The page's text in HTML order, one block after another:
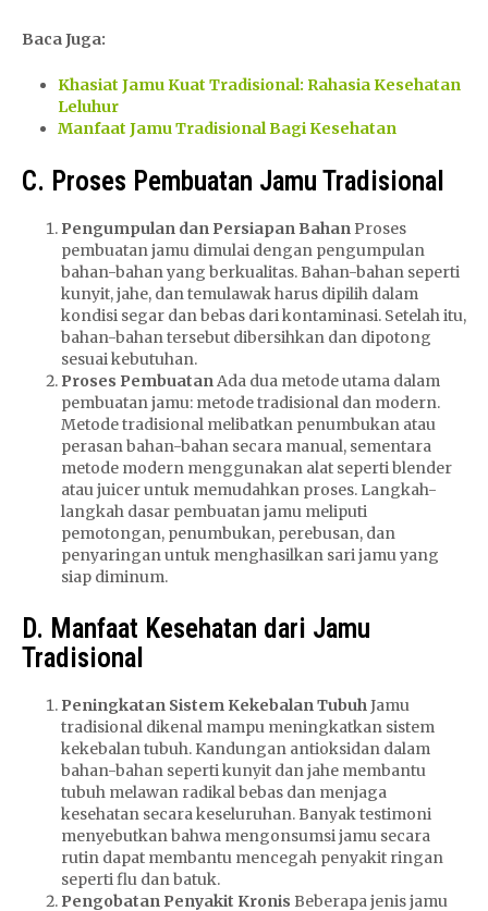
Baca Juga:
Khasiat Jamu Kuat Tradisional: Rahasia Kesehatan
Leluhur
Manfaat Jamu Tradisional Bagi Kesehatan
C. Proses Pembuatan Jamu Tradisional
Pengumpulan dan Persiapan Bahan Proses
pembuatan jamu dimulai dengan pengumpulan
bahan-bahan yang berkualitas. Bahan-bahan seperti
kunyit, jahe, dan temulawak harus dipilih dalam
kondisi segar dan bebas dari kontaminasi. Setelah itu,
bahan-bahan tersebut dibersihkan dan dipotong
sesuai kebutuhan.
Proses Pembuatan Ada dua metode utama dalam
pembuatan jamu: metode tradisional dan modern.
Metode tradisional melibatkan penumbukan atau
perasan bahan-bahan secara manual, sementara
metode modern menggunakan alat seperti blender
atau juicer untuk memudahkan proses. Langkah-
langkah dasar pembuatan jamu meliputi
pemotongan, penumbukan, perebusan, dan
penyaringan untuk menghasilkan sari jamu yang
siap diminum.
D. Manfaat Kesehatan dari Jamu
Tradisional
Peningkatan Sistem Kekebalan TubuhJamu
tradisional dikenal mampu meningkatkan sistem
kekebalan tubuh. Kandungan antioksidan dalam
bahan-bahan seperti kunyit dan jahe membantu
tubuh melawan radikal bebas dan menjaga
kesehatan secara keseluruhan. Banyak testimoni
menyebutkan bahwa mengonsumsi jamu secara
rutin dapat membantu mencegah penyakit ringan
seperti flu dan batuk.
Pengobatan Penyakit Kronis Beberapa jenis jamu